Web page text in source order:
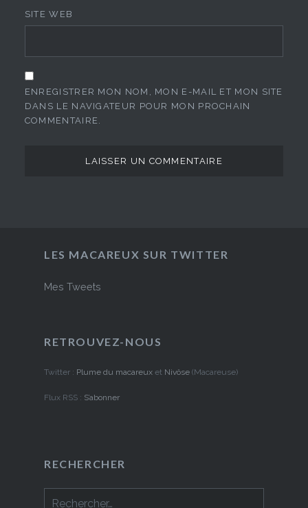
SITE WEB
ENREGISTRER MON NOM, MON E-MAIL ET MON SITE
DANS LE NAVIGATEUR POUR MON PROCHAIN
COMMENTAIRE.
LES MACAREUX SUR TWITTER
Mes Tweets
RETROUVEZ-NOUS
Twitter : Plume du macareuxet Nivôse (Macareuse)
Flux RSS : S’abonner
RECHERCHER